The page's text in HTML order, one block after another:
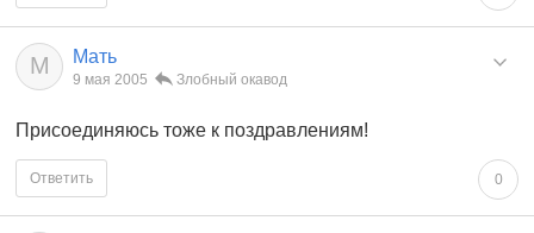
М Мать
9 мая 2005 Злобный окавод
Присоединяюсь тоже к поздравлениям!
0
Ответить